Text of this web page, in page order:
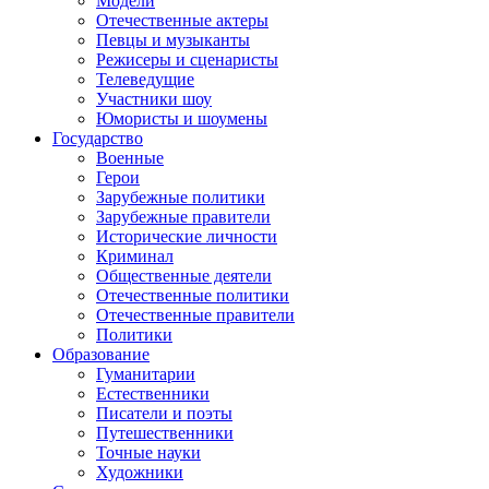
Отечественные актеры
Певцы и музыканты
Режисеры и сценаристы
Телеведущие
Участники шоу
Юмористы и шоумены
Государство
Военные
Герои
Зарубежные политики
Зарубежные правители
Исторические личности
Криминал
Общественные деятели
Отечественные политики
Отечественные правители
Политики
Образование
Гуманитарии
Естественники
Писатели и поэты
Путешественники
Точные науки
Художники